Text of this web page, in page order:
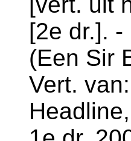
[2e dr.].
(Een Sir
Vert.